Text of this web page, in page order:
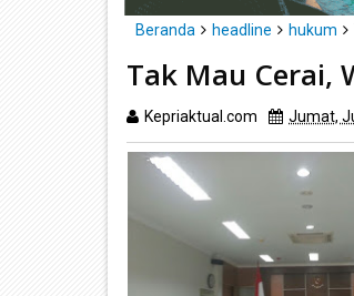
Beranda headline hukum
Tak Mau Cerai,
Kepriaktual.com Jumat,